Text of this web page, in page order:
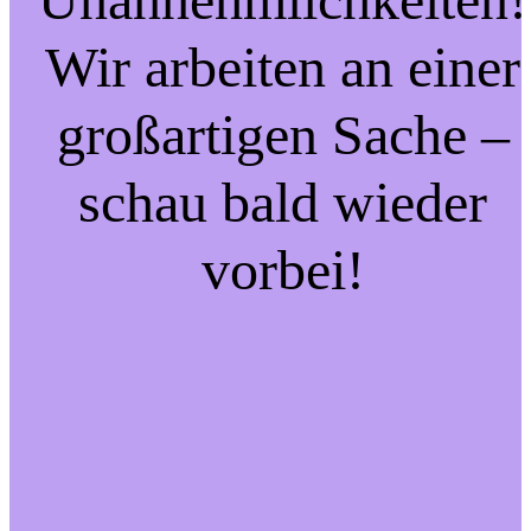
Wir arbeiten an einer
großartigen Sache –
schau bald wieder
vorbei!